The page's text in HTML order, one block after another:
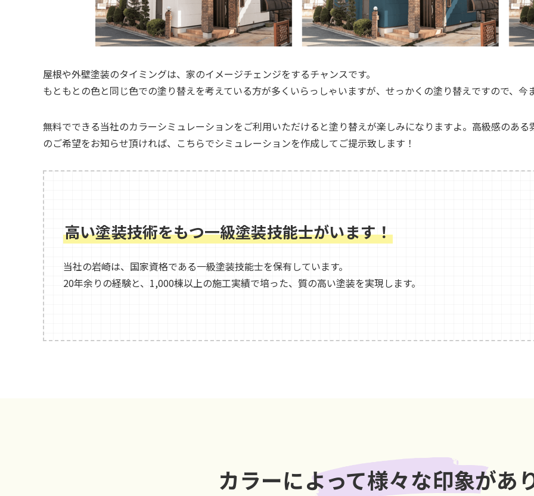
屋根や外壁塗装のタイミングは、家のイメージチェンジをするチャンスです。
もともとの色と同じ色での塗り替えを考えている方が多くいらっしゃいますが、せっかくの塗り替えですので、
無料でできる当社のカラーシミュレーションをご利用いただけると塗り替えが楽しみになりますよ。高級感のあ
のご希望をお知らせ頂ければ、こちらでシミュレーションを作成してご提示致します！
高い塗装技術をもつ一級塗装技能士がいます！
当社の岩崎は、国家資格である一級塗装技能士を保有しています。
20年余りの経験と、1,000棟以上の施工実績で培った、質の高い塗装を実現します。
カラーによって様々な印象があ